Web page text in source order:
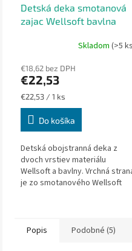
Detská deka smotanová
zajac Wellsoft bavlna
produktu
je
5,0
hviezdičiek.
Skladom (>5
€18,62 bez DPH
€22,53
Jednotková
cena:
€22,53 / 1 ks
Do košíka
Detská obojstranná deka z
dvoch vrstiev materiálu
Wellsoft a bavlny. Vrchná
je zo smotanového Wellsoft
Popis Podobné (5)